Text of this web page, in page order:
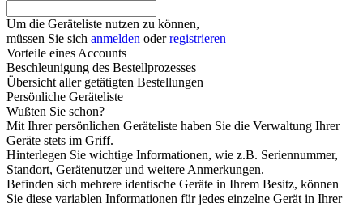
Um die Geräteliste nutzen zu können,
müssen Sie sich anmelden oderregistrieren
Vorteile eines Accounts
Beschleunigung des Bestellprozesses
Übersicht aller getätigten Bestellungen
Persönliche Geräteliste
Wußten Sie schon?
Mit Ihrer persönlichen Geräteliste haben Sie die Verwaltung Ihrer
Geräte stets im Griff.
Hinterlegen Sie wichtige Informationen, wie z.B. Seriennummer,
Standort, Gerätenutzer und weitere Anmerkungen.
Befinden sich mehrere identische Geräte in Ihrem Besitz, können
Sie diese variablen Informationen für jedes einzelne Gerät in Ihrer